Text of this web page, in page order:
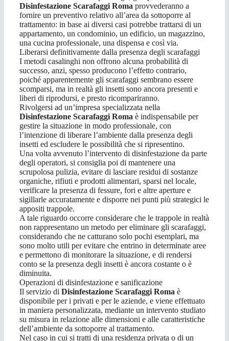
Disinfestazione Scarafaggi Roma provvederanno a
fornire un preventivo relativo all’area da sottoporre al
trattamento: in base ai diversi casi potrebbe trattarsi di un
appartamento, un condominio, un edificio, un magazzino,
una cucina professionale, una dispensa e così via.
Liberarsi definitivamente dalla presenza degli scarafaggi
I metodi casalinghi non offrono alcuna probabilità di
successo, anzi, spesso producono l’effetto contrario,
poiché apparentemente gli scarafaggi sembrano essere
scomparsi, ma in realtà gli insetti sono ancora presenti e
liberi di riprodursi, e presto ricompariranno.
Rivolgersi ad un’impresa specializzata nella
Disinfestazione Scarafaggi Roma è indispensabile per
gestire la situazione in modo professionale, con
l’intenzione di liberare l’ambiente dalla presenza degli
insetti ed escludere le possibilità che si ripresentino.
Una volta avvenuto l’intervento di disinfestazione da parte
degli operatori, si consiglia poi di mantenere una
scrupolosa pulizia, evitare di lasciare residui di sostanze
organiche, rifiuti e prodotti alimentari, sparsi nel locale,
verificare la presenza di fessure, fori e altre aperture e
sigillarle accuratamente e disporre nei punti più strategici le
appositi trappole.
A tale riguardo occorre considerare che le trappole in realtà
non rappresentano un metodo per eliminare gli scarafaggi,
considerando che ne catturano solo pochi esemplari, ma
sono molto utili per evitare che entrino in determinate aree
e permettono di monitorare la situazione, e di rendersi
conto se la presenza degli insetti è ancora costante o è
diminuita.
Operazioni di disinfestazione e sanificazione
Il servizio di Disinfestazione Scarafaggi Roma è
disponibile per i privati e per le aziende, e viene effettuato
in maniera personalizzata, mediante un intervento studiato
su misura in relazione alle dimensioni e alle caratteristiche
dell’ambiente da sottoporre al trattamento.
Nel caso in cui si tratti di una residenza privata o di un